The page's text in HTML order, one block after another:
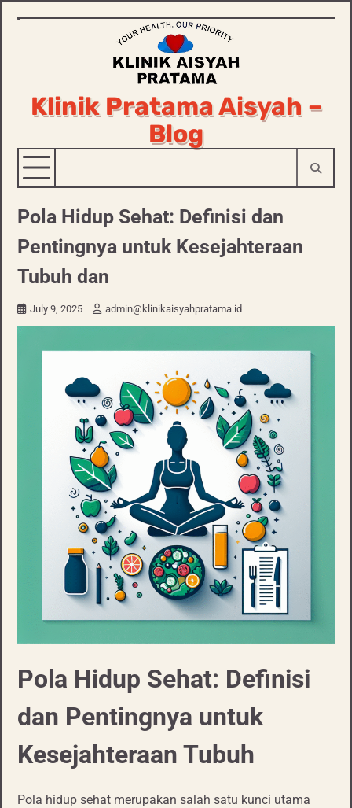
Skip
Klinik Pratama Aisyah –
Blog
Pola Hidup Sehat: Definisi dan
Pentingnya untuk Kesejahteraan
Tubuh dan
July 9, 2025 admin@klinikaisyahpratama.id
Pola Hidup Sehat: Definisi
dan Pentingnya untuk
Kesejahteraan Tubuh
Pola hidup sehat merupakan salah satu kunci utama